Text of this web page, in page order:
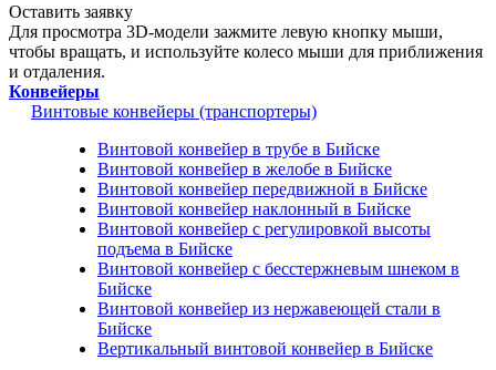
Оставить заявку
Для просмотра 3D-модели зажмите левую кнопку мыши,
чтобы вращать, и используйте колесо мыши для приближения
и отдаления.
Конвейеры
Винтовые конвейеры (транспортеры)
Винтовой конвейер в трубе в Бийске
Винтовой конвейер в желобе в Бийске
Винтовой конвейер передвижной в Бийске
Винтовой конвейер наклонный в Бийске
Винтовой конвейер с регулировкой высоты
подъема в Бийске
Винтовой конвейер с бесстержневым шнеком в
Бийске
Винтовой конвейер из нержавеющей стали в
Бийске
Вертикальный винтовой конвейер в Бийске